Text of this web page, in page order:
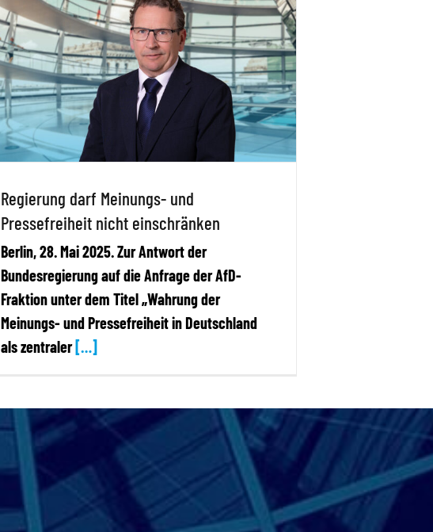
Regierung darf Meinungs- und
Pressefreiheit nicht einschränken
Berlin, 28. Mai 2025. Zur Antwort der
Bundesregierung auf die Anfrage der AfD-
Fraktion unter dem Titel „Wahrung der
Meinungs- und Pressefreiheit in Deutschland
als zentraler […]